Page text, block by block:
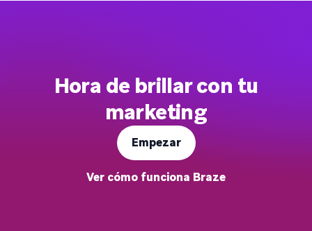
Hora de brillar con tu
marketing
Empezar
Ver cómo funciona Braze